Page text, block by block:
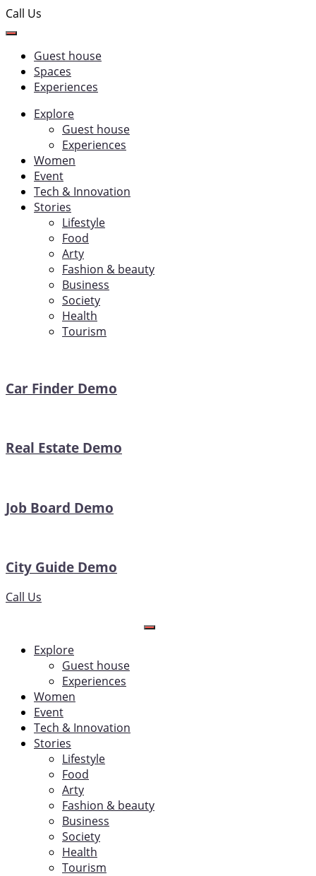
Call Us
Guest house
Spaces
Experiences
Explore
Guest house
Experiences
Women
Event
Tech & Innovation
Stories
Lifestyle
Food
Arty
Fashion & beauty
Business
Society
Health
Tourism
Car Finder Demo
Real Estate Demo
Job Board Demo
City Guide Demo
Call Us
Explore
Guest house
Experiences
Women
Event
Tech & Innovation
Stories
Lifestyle
Food
Arty
Fashion & beauty
Business
Society
Health
Tourism